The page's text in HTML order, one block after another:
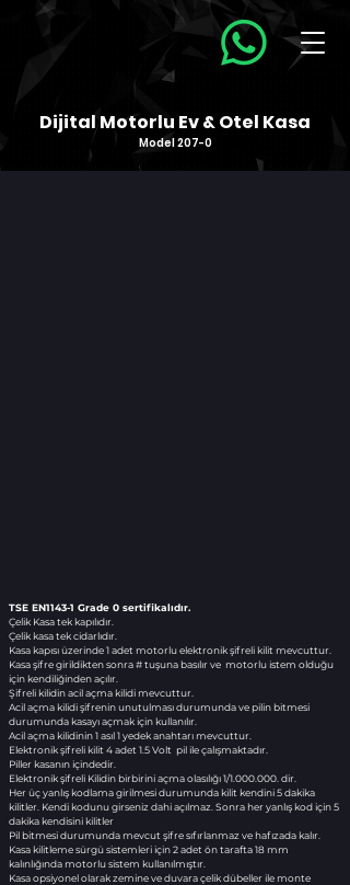
Dijital Motorlu Ev & Otel Kasa
Model 207-0
TSE EN1143-1 Grade 0 sertifikalıdır.
Çelik Kasa tek kapılıdır.
Çelik kasa tek cidarlıdır.
Kasa kapısı üzerinde 1 adet motorlu elektronik şifreli kilit mevcuttur.
Kasa şifre girildikten sonra # tuşuna basılır ve motorlu istem olduğu
için kendiliğinden açılır.
Şifreli kilidin acil açma kilidi mevcuttur.
Acil açma kilidi şifrenin unutulması durumunda ve pilin bitmesi
durumunda kasayı açmak için kullanılır.
Acil açma kilidinin 1 asıl 1 yedek anahtarı mevcuttur.
Elektronik şifreli kilit 4 adet 1.5 Volt pil ile çalışmaktadır.
Piller kasanın içindedir.
Elektronik şifreli Kilidin birbirini açma olasılığı 1/1.000.000. dir.
Her üç yanlış kodlama girilmesi durumunda kilit kendini 5 dakika
kilitler. Kendi kodunu girseniz dahi açılmaz. Sonra her yanlış kod için 5
dakika kendisini kilitler
Pil bitmesi durumunda mevcut şifre sıfırlanmaz ve hafızada kalır.
Kasa kilitleme sürgü sistemleri için 2 adet ön tarafta 18 mm
kalınlığında motorlu sistem kullanılmıştır.
Kasa opsiyonel olarak zemine ve duvara çelik dübeller ile monte